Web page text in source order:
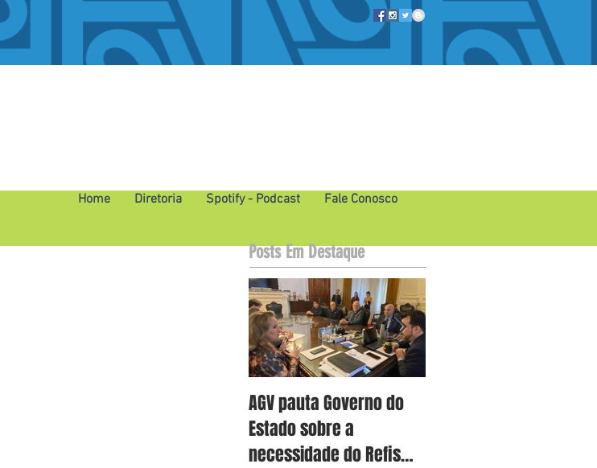
Home Diretoria Spotify - Podcast Fale Conosco
Posts Em Destaque
AGV pauta Governo do
Estado sobre a
necessidade do Refis